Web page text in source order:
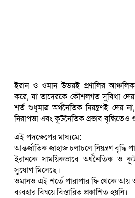
ইরান ও ওমান উভয়ই প্রণালির আঞ্চলিক
করে, যা তাদেরকে কৌশলগত সুবিধা
শর্ত শুধুমাত্র অর্থনৈতিক নিয়ন্ত্রণই দেয়
নিরাপত্তা এবং কূটনৈতিক প্রভাব বৃদ্ধিতেও
এই পদক্ষেপের মাধ্যমে:
আন্তর্জাতিক জাহাজ চলাচলে নিয়ন্ত্রণ বৃদ্ধি
ইরানকে সাময়িকভাবে অর্থনৈতিক ও
সুযোগ মিলেছে।
ওমানও এই শর্তে পারাপার ফি থেকে আয়
ব্যবহার বিষয়ে বিস্তারিত প্রকাশিত হয়নি।